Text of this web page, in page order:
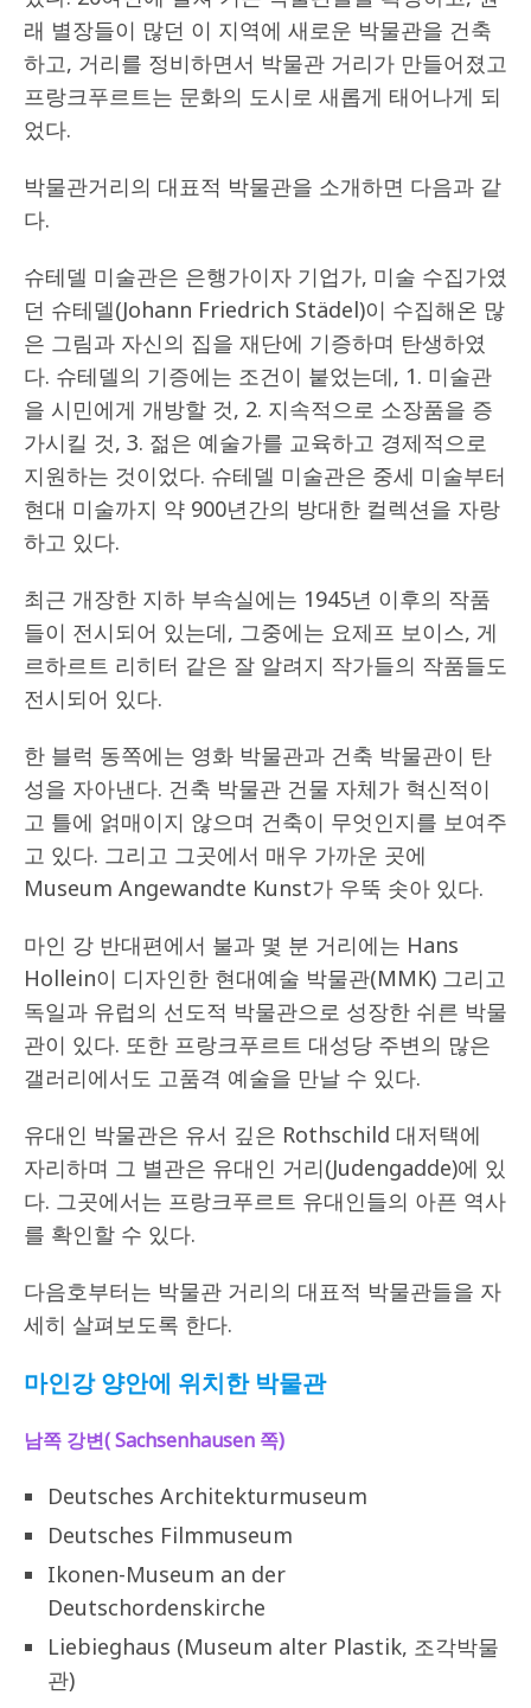
래 별장들이 많던 이 지역에 새로운 박물관을 건축
하고, 거리를 정비하면서 박물관 거리가 만들어졌고
프랑크푸르트는 문화의 도시로 새롭게 태어나게 되
었다.
박물관거리의 대표적 박물관을 소개하면 다음과 같
다.
슈테델 미술관은 은행가이자 기업가, 미술 수집가였
던 슈테델(Johann Friedrich Städel)이 수집해온 많
은 그림과 자신의 집을 재단에 기증하며 탄생하였
다. 슈테델의 기증에는 조건이 붙었는데, 1. 미술관
을 시민에게 개방할 것, 2. 지속적으로 소장품을 증
가시킬 것, 3. 젊은 예술가를 교육하고 경제적으로
지원하는 것이었다. 슈테델 미술관은 중세 미술부터
현대 미술까지 약 900년간의 방대한 컬렉션을 자랑
하고 있다.
최근 개장한 지하 부속실에는 1945년 이후의 작품
들이 전시되어 있는데, 그중에는 요제프 보이스, 게
르하르트 리히터 같은 잘 알려지 작가들의 작품들도
전시되어 있다.
한 블럭 동쪽에는 영화 박물관과 건축 박물관이 탄
성을 자아낸다. 건축 박물관 건물 자체가 혁신적이
고 틀에 얽매이지 않으며 건축이 무엇인지를 보여주
고 있다. 그리고 그곳에서 매우 가까운 곳에
Museum Angewandte Kunst가 우뚝 솟아 있다.
마인 강 반대편에서 불과 몇 분 거리에는 Hans
Hollein이 디자인한 현대예술 박물관(MMK) 그리고
독일과 유럽의 선도적 박물관으로 성장한 쉬른 박물
관이 있다. 또한 프랑크푸르트 대성당 주변의 많은
갤러리에서도 고품격 예술을 만날 수 있다.
유대인 박물관은 유서 깊은 Rothschild 대저택에
자리하며 그 별관은 유대인 거리(Judengadde)에 있
다. 그곳에서는 프랑크푸르트 유대인들의 아픈 역사
를 확인할 수 있다.
다음호부터는 박물관 거리의 대표적 박물관들을 자
세히 살펴보도록 한다.
마인강 양안에 위치한 박물관
남쪽 강변( Sachsenhausen 쪽)
Deutsches Architekturmuseum
Deutsches Filmmuseum
Ikonen-Museum an der
Deutschordenskirche
Liebieghaus (Museum alter Plastik, 조각박물
관)